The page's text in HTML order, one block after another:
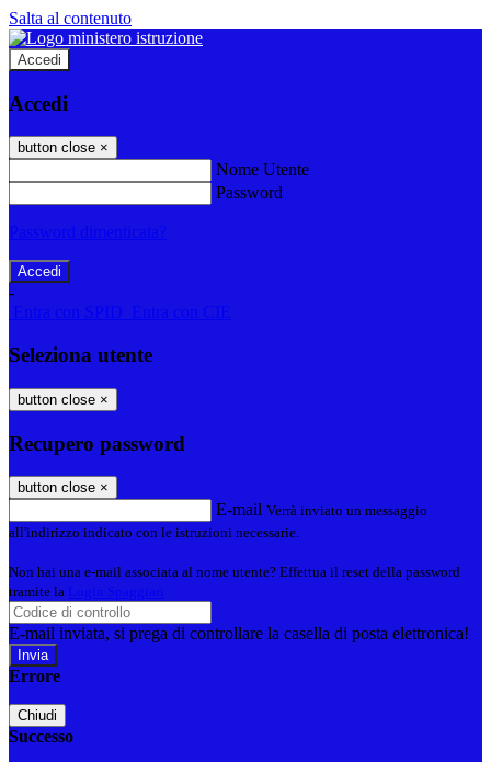
Salta al contenuto
Accedi
Accedi
button close ×
Nome Utente
Password
-
Seleziona utente
button close ×
Recupero password
button close ×
E-mail Verrà inviato un messaggio
all'indirizzo indicato con le istruzioni necessarie.
Non hai una e-mail associata al nome utente? Effettua il reset della password
tramite la
E-mail inviata, si prega di controllare la casella di posta elettronica!
Errore
Chiudi
Successo